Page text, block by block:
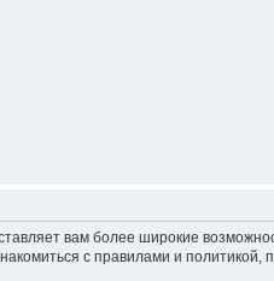
вам более широкие
с правилами и